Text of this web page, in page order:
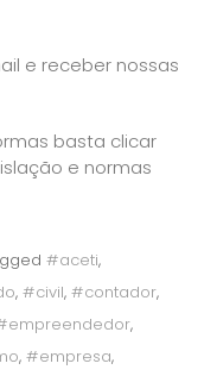
e receber nossas
basta clicar
e normas
#aceti,
, #civil, #contador,
,
, #empresa,